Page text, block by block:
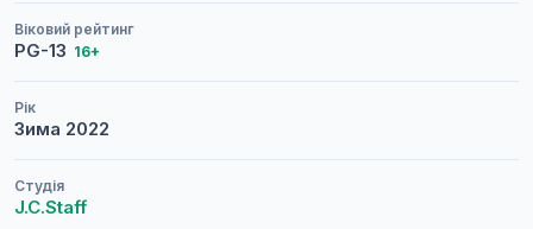
Віковий рейтинг
PG-13 16+
Рік
Зима 2022
Студія
J.C.Staff